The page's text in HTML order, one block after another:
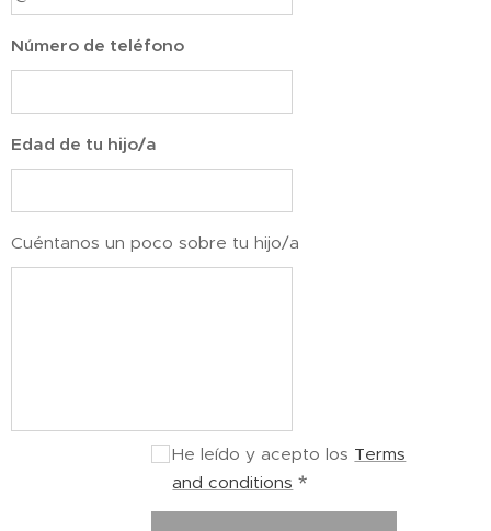
Número de teléfono
Edad de tu hijo/a
Cuéntanos un poco sobre tu hijo/a
He leído y acepto los Terms
and conditions